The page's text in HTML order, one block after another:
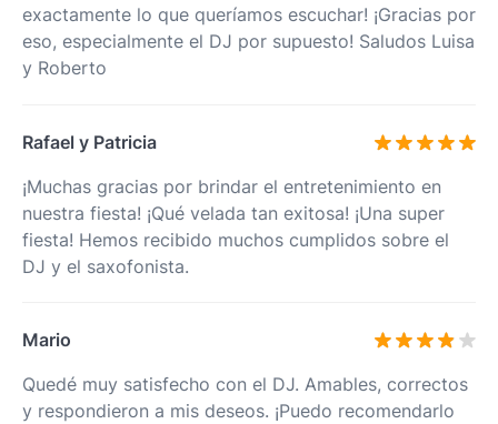
exactamente lo que queríamos escuchar! ¡Gracias por
eso, especialmente el DJ por supuesto! Saludos Luisa
y Roberto
Rafael y Patricia
¡Muchas gracias por brindar el entretenimiento en
nuestra fiesta! ¡Qué velada tan exitosa! ¡Una super
fiesta! Hemos recibido muchos cumplidos sobre el
DJ y el saxofonista.
Mario
Quedé muy satisfecho con el DJ. Amables, correctos
y respondieron a mis deseos. ¡Puedo recomendarlo